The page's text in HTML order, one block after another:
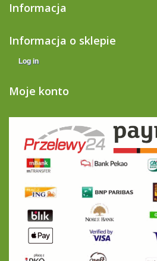
Informacja
Informacja o sklepie
Log in
Moje konto